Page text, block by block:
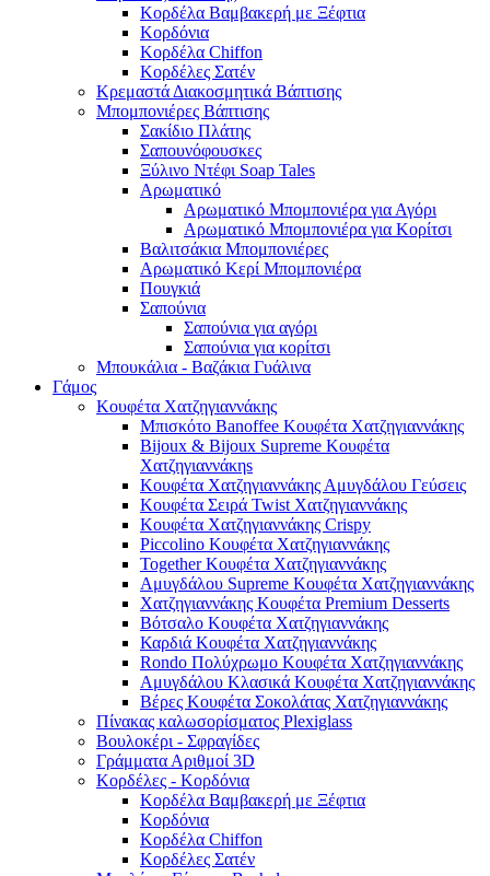
Κορδέλα Βαμβακερή με Ξέφτια
Κορδόνια
Κορδέλα Chiffon
Κορδέλες Σατέν
Κρεμαστά Διακοσμητικά Βάπτισης
Μπομπονιέρες Βάπτισης
Σακίδιο Πλάτης
Σαπουνόφουσκες
Ξύλινο Ντέφι Soap Tales
Αρωματικό
Αρωματικό Μπομπονιέρα για Αγόρι
Αρωματικό Μπομπονιέρα για Κορίτσι
Βαλιτσάκια Μπομπονιέρες
Αρωματικό Κερί Μπομπονιέρα
Πουγκιά
Σαπούνια
Σαπούνια για αγόρι
Σαπούνια για κορίτσι
Μπουκάλια - Βαζάκια Γυάλινα
Γάμος
Κουφέτα Χατζηγιαννάκης
Μπισκότο Banoffee Κουφέτα Χατζηγιαννάκης
Bijoux & Bijoux Supreme Κουφέτα
Χατζηγιαννάκηs
Κουφέτα Χατζηγιαννάκης Αμυγδάλου Γεύσεις
Κουφέτα Σειρά Twist Χατζηγιαννάκης
Κουφέτα Χατζηγιαννάκης Crispy
Piccolino Κουφέτα Χατζηγιαννάκης
Together Κουφέτα Χατζηγιαννάκης
Αμυγδάλου Supreme Κουφέτα Χατζηγιαννάκης
Χατζηγιαννάκης Κουφέτα Premium Desserts
Βότσαλο Κουφέτα Χατζηγιαννάκης
Καρδιά Κουφέτα Χατζηγιαννάκης
Rondo Πολύχρωμο Κουφέτα Χατζηγιαννάκης
Αμυγδάλου Κλασικά Κουφέτα Χατζηγιαννάκης
Βέρες Κουφέτα Σοκολάτας Χατζηγιαννάκης
Πίνακας καλωσορίσματος Plexiglass
Βουλοκέρι - Σφραγίδες
Γράμματα Αριθμοί 3D
Κορδέλες - Κορδόνια
Κορδέλα Βαμβακερή με Ξέφτια
Κορδόνια
Κορδέλα Chiffon
Κορδέλες Σατέν